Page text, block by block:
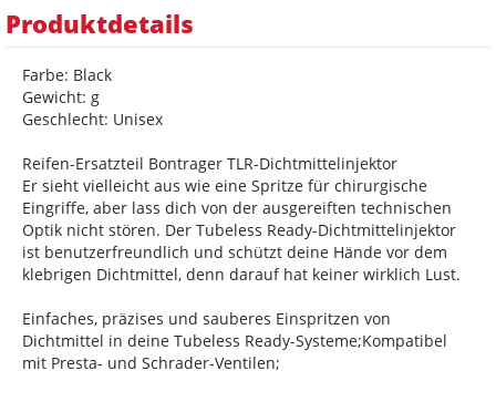
Produktdetails
Farbe: Black
Gewicht: g
Geschlecht: Unisex
Reifen-Ersatzteil Bontrager TLR-Dichtmittelinjektor
Er sieht vielleicht aus wie eine Spritze für chirurgische
Eingriffe, aber lass dich von der ausgereiften technischen
Optik nicht stören. Der Tubeless Ready-Dichtmittelinjektor
ist benutzerfreundlich und schützt deine Hände vor dem
klebrigen Dichtmittel, denn darauf hat keiner wirklich Lust.
Einfaches, präzises und sauberes Einspritzen von
Dichtmittel in deine Tubeless Ready-Systeme;Kompatibel
mit Presta- und Schrader-Ventilen;